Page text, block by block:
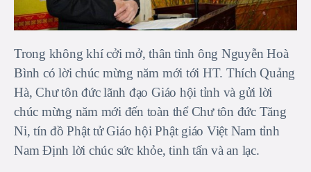
Trong không khí cởi mở, thân tình ông Nguyễn Hoà
Bình có lời chúc mừng năm mới tới HT. Thích Quảng
Hà, Chư tôn đức lãnh đạo Giáo hội tỉnh và gửi lời
chúc mừng năm mới đến toàn thể Chư tôn đức Tăng
Ni, tín đồ Phật tử Giáo hội Phật giáo Việt Nam tỉnh
Nam Định lời chúc sức khỏe, tinh tấn và an lạc.